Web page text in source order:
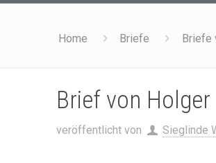
Home Briefe Briefe
Brief von Holger
veröffentlicht von Sieglinde